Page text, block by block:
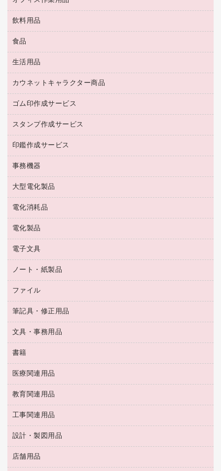
ＯＡクリーナー／エアダスター
ＨＤＤ／ＳＳＤ
ディスプレイモニター
その他収納
ブラウス・シャツ
アウター
養生用品
防災用備蓄食品・飲料
台車・脚立
倉庫収納用品
作業用雑貨
梱包用品
梱包用テープ
園芸用品
ペット用品
飲料用品
緑茶飲料
茶葉・インスタント
紅茶・バラエティ飲料
レギュラーコーヒー
ミルク・シュガー
ソフトドリンク
コーヒーメーカー・備品
インスタントコーヒー
食品
食品
生活用品
浴室用品
台所用洗剤
掃除用品
掃除用洗剤
洗濯用品
消臭・芳香剤
殺虫剤
飲食用消耗品
ハンドソープ・石鹸
トイレ用品
トイレ用洗剤
ティッシュペーパー
ダストボックス
タオル・アメニティ用品
スリッパ・サンダル・シューズ
スポーツ・レジャー用品
ゴミ袋
キッチン用品
食品添加物製品
カウネットキャラクター商品
カウネットキャラクター商品
ゴム印作成サービス
ゴム印作成サービス
ゴム印（一行印）作成サービス
ゴム印（フリーサイズ印）作成サービス
スタンプ作成サービス
シヤチハタスタンプ作成サービス
カウネットスタンプ作成サービス
印鑑作成サービス
印鑑作成サービス
事務機器
大型シュレッダー（共配）
レーザーポインター
ラミネートフィルム
ラミネータ
タイムレコーダー
シュレッダ
ＯＨＰ用品
大型電化製品
冷蔵庫・キッチン・調理家電
テレビ・ＡＶ機器
電化消耗品
電球・蛍光灯
乾電池・充電池
フィルム・カメラ用品
デスクライト
アルバム
電化製品
掃除機・クリーナー
空調・季節家電
その他電化製品
キッチン・調理家電
ＯＡタップ／延長コード
電子文具
電卓
ラベルテープ
その他電子文具
ノート・紙製品
封筒
伝票
典礼用品
帳簿
額縁
各種用紙
ルーズリーフ
ファイル
名刺整理用品
板目表紙・綴込表紙
背幅が伸びるファイル
統一伝票用ファイル
収納保存用品
レターファイル
リングファイル
プレゼン用ファイル
筆記具・修正用品
万年筆
消しゴム
修正液・修正ペン
修正テープ
鉛筆
マーキングペン（油性）
マーキングペン（水性）
文具・事務用品
輪ゴム
両面テープ
名札
保管・整理用品
壁面／足元収納
備品／小物ケース
透明テープ 事務用
書籍
パソコンソフト
医療関連用品
保健用品
使い捨て手袋
感染症対策用品
介護用品
医療関連用品
教育関連用品
教育関連用品
工事関連用品
工事関連用品
設計・製図用品
設計・製図用品
店舗用品